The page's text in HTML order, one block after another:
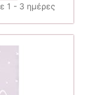
1 - 3 ημέρες